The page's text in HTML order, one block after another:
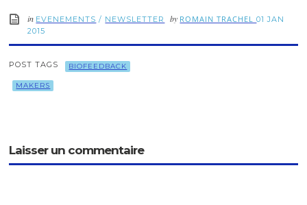
in EVENEMENTS / NEWSLETTER by ROMAIN TRACHEL01 JAN
2015
POST TAGS BIOFEEDBACK
MAKERS
Laisser un commentaire